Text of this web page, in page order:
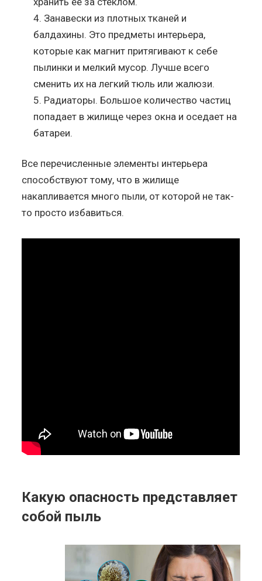
Занавески из плотных тканей и
балдахины. Это предметы интерьера,
которые как магнит притягивают к себе
пылинки и мелкий мусор. Лучше всего
сменить их на легкий тюль или жалюзи.
Радиаторы. Большое количество частиц
попадает в жилище через окна и оседает на
батареи.
Все перечисленные элементы интерьера
способствуют тому, что в жилище
накапливается много пыли, от которой не так-
то просто избавиться.
Какую опасность представляет
собой пыль